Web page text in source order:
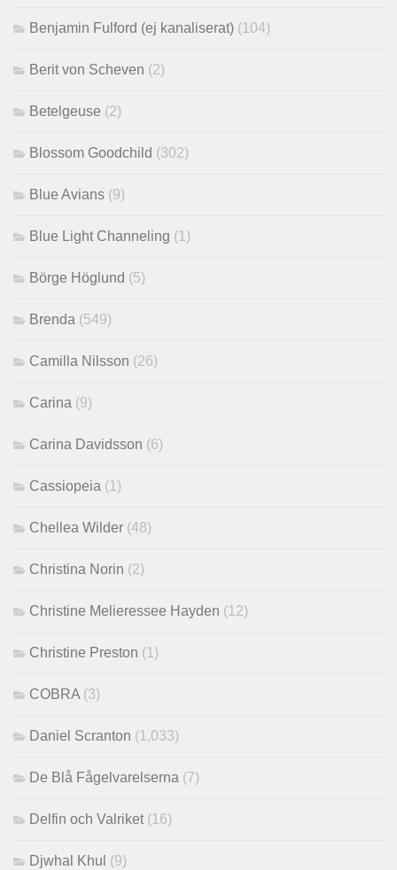
Benjamin Fulford (ej kanaliserat) (104)
Berit von Scheven (2)
Betelgeuse (2)
Blossom Goodchild (302)
Blue Avians (9)
Blue Light Channeling (1)
Börge Höglund (5)
Brenda (549)
Camilla Nilsson (26)
Carina (9)
Carina Davidsson (6)
Cassiopeia (1)
Chellea Wilder (48)
Christina Norin (2)
Christine Melieressee Hayden (12)
Christine Preston (1)
COBRA (3)
Daniel Scranton (1,033)
De Blå Fågelvarelserna (7)
Delfin och Valriket (16)
Djwhal Khul (9)